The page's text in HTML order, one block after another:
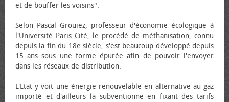
et de bouffer les voisins".
Selon Pascal Grouiez, professeur d'économie écologique à
l'Université Paris Cité, le procédé de méthanisation, connu
depuis la fin du 18e siècle, s'est beaucoup développé depuis
15 ans sous une forme épurée afin de pouvoir l'envoyer
dans les réseaux de distribution.
L'Etat y voit une énergie renouvelable en alternative au gaz
importé et d'ailleurs la subventionne en fixant des tarifs